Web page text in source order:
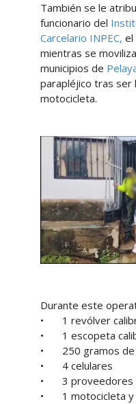
También se le
funcionario del
Carcelario INPEC, el
mientras se
municipios de
parapléjico tras ser
motocicleta.
Durante este
•
1 revólver
•
1 escopeta
•
250 gramos de
•
4 celulares
•
3 proveedores
•
1 motocicleta